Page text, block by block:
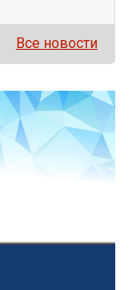
Все новости